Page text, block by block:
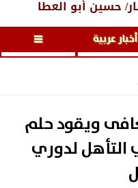
حسين أبو العطا
أخبار عربية
ويقود حلم
لدوري